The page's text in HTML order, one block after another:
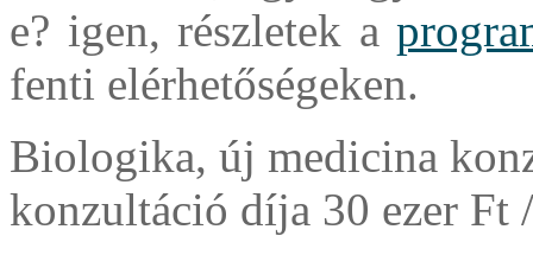
e? igen, részletek a
fenti elérhetőségeken.
Biologika, új medicina
konzultáció díja 30 ezer Ft